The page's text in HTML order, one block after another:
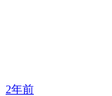
2年前